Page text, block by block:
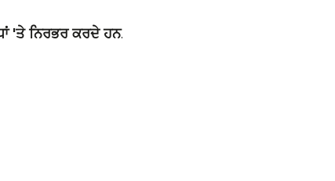
'ਤੇ ਨਿਰਭਰ ਕਰਦੇ ਹਨ.